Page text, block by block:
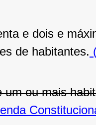
e dois e
de habitantes.
um ou mais